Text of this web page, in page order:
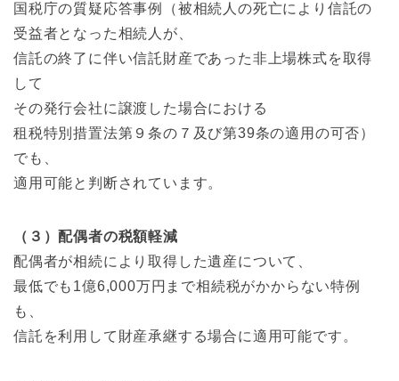
国税庁の質疑応答事例（被相続人の死亡により信託の
受益者となった相続人が、
信託の終了に伴い信託財産であった非上場株式を取得
して
その発行会社に譲渡した場合における
租税特別措置法第９条の７及び第39条の適用の可否）
でも、
適用可能と判断されています。
（３）配偶者の税額軽減
配偶者が相続により取得した遺産について、
最低でも1億6,000万円まで相続税がかからない特例
も、
信託を利用して財産承継する場合に適用可能です。